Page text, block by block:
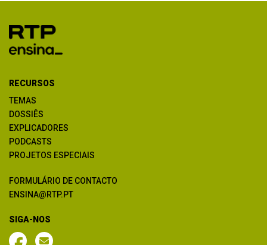
RECURSOS
TEMAS
DOSSIÊS
EXPLICADORES
PODCASTS
PROJETOS ESPECIAIS
FORMULÁRIO DE CONTACTO
ENSINA@RTP.PT
SIGA-NOS